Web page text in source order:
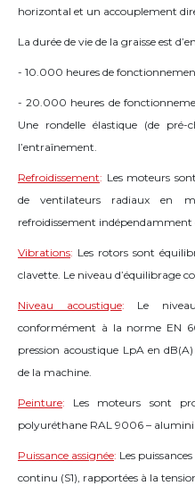
horizontal et un accouplement
La durée de vie de la graisse est
- 10.000 heures de
- 20.000 heures de
Une rondelle élastique (de
l’entraînement.
Refroidissement: Les moteurs
de ventilateurs radiaux en
refroidissement indépendamment
Vibrations: Les rotors sont
clavette. Le niveau d’équilibrage
Niveau acoustique: Le
conformément à la norme EN
pression acoustique LpA en
de la machine.
Peinture: Les moteurs sont
polyuréthane RAL 9006 –
Puissance assignée: Les
continu (S1), rapportées à la